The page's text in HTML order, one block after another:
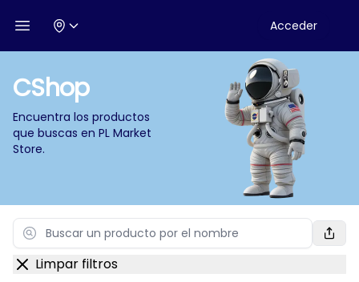
Open menu Acceder
CShop
Encuentra los productos
que buscas en PL Market
Store.
Search
Limpar filtros